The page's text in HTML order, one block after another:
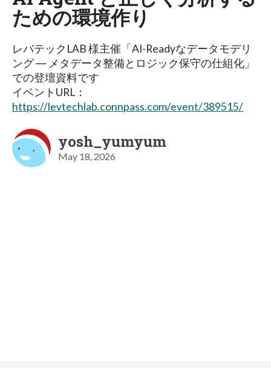
ための環境作り
レバテックLAB 様主催「AI-Readyなデータモデリ
ング ― メタデータ整備とロジック保守の仕組化」
での登壇資料です
イベントURL：
https://levtechlab.connpass.com/event/389515/
yosh_yumyum
May 18, 2026